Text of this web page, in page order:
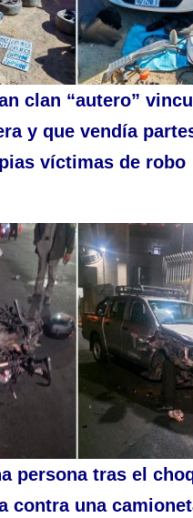
clan “autero”
y que vendía
víctimas de robo
persona tras el
contra una